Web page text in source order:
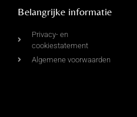
Belangrijke informatie
Privacy- en
cookiestatement
Algemene voorwaarden